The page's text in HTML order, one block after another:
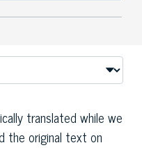
translated while we
the original text on